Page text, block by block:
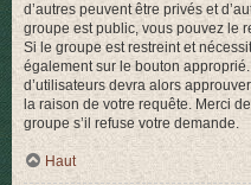
d’autres peuvent être privés et
groupe est public, vous pouvez le
Si le groupe est restreint et
également sur le bouton
d’utilisateurs devra alors
la raison de votre requête. Merci
groupe s’il refuse votre demande.
Haut